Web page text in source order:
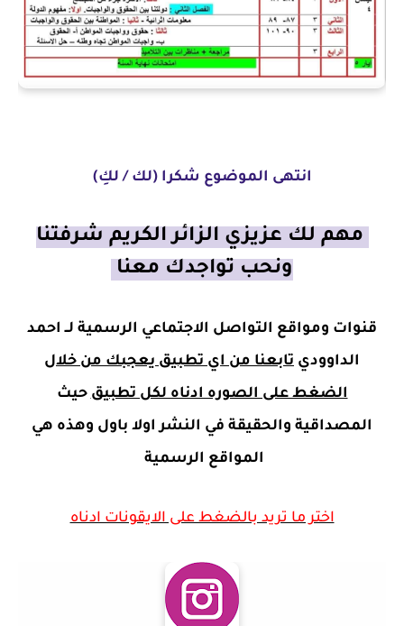
انتهى الموضوع شكرا (لك / لكِ)
مهم لك عزيزي الزائر الكريم شرفتنا
ونحب تواجدك معنا
قنوات ومواقع التواصل الاجتماعي الرسمية لــ احمد
الداوودي تابعنا من اي تطبيق يعجبك من خلال
الضغط على الصوره ادناه لكل تطبيقحيث
المصداقية والحقيقة في النشر اولا باول وهذه هي
المواقع الرسمية
اختر ما تريد بالضغط على الايقونات ادناه